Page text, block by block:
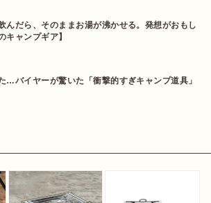
んだら、そのままお湯が沸かせる。発想がおもし
キャンプギア】
…バイヤーが驚いた「衝撃的すぎキャンプ道具」